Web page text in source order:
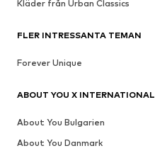
Kläder från Urban Classics
FLER INTRESSANTA TEMAN
Forever Unique
ABOUT YOU X INTERNATIONAL
About You Bulgarien
About You Danmark